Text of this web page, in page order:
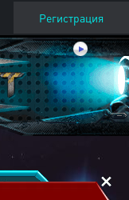
Регистрация